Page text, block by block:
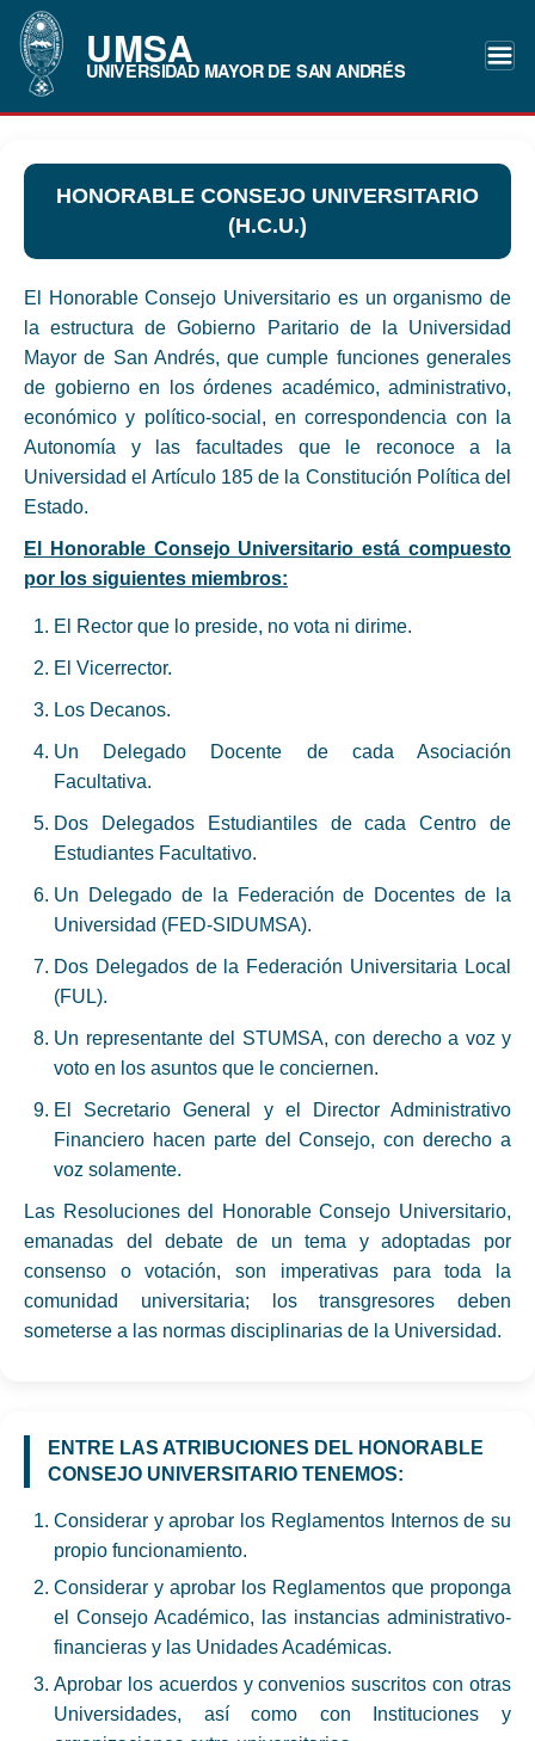
UMSA
UNIVERSIDAD MAYOR DE SAN ANDRÉS
HONORABLE CONSEJO UNIVERSITARIO
(H.C.U.)
El Honorable Consejo Universitario es un organismo de
la estructura de Gobierno Paritario de la Universidad
Mayor de San Andrés, que cumple funciones generales
de gobierno en los órdenes académico, administrativo,
económico y político-social, en correspondencia con la
Autonomía y las facultades que le reconoce a la
Universidad el Artículo 185 de la Constitución Política del
Estado.
El Honorable Consejo Universitario está compuesto
por los siguientes miembros:
El Rector que lo preside, no vota ni dirime.
El Vicerrector.
Los Decanos.
Un Delegado Docente de cada Asociación
Facultativa.
Dos Delegados Estudiantiles de cada Centro de
Estudiantes Facultativo.
Un Delegado de la Federación de Docentes de la
Universidad (FED-SIDUMSA).
Dos Delegados de la Federación Universitaria Local
(FUL).
Un representante del STUMSA, con derecho a voz y
voto en los asuntos que le conciernen.
El Secretario General y el Director Administrativo
Financiero hacen parte del Consejo, con derecho a
voz solamente.
Las Resoluciones del Honorable Consejo Universitario,
emanadas del debate de un tema y adoptadas por
consenso o votación, son imperativas para toda la
comunidad universitaria; los transgresores deben
someterse a las normas disciplinarias de la Universidad.
ENTRE LAS ATRIBUCIONES DEL HONORABLE
CONSEJO UNIVERSITARIO TENEMOS:
Considerar y aprobar los Reglamentos Internos de su
propio funcionamiento.
Considerar y aprobar los Reglamentos que proponga
el Consejo Académico, las instancias administrativo-
financieras y las Unidades Académicas.
Aprobar los acuerdos y convenios suscritos con otras
Universidades, así como con Instituciones y